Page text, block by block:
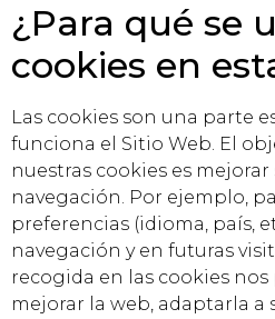
¿Para qué se
cookies en
Las cookies son una parte
funciona el Sitio Web. El
nuestras cookies es
navegación. Por ejemplo,
preferencias (idioma, país,
navegación y en futuras
recogida en las cookies
mejorar la web, adaptarla a